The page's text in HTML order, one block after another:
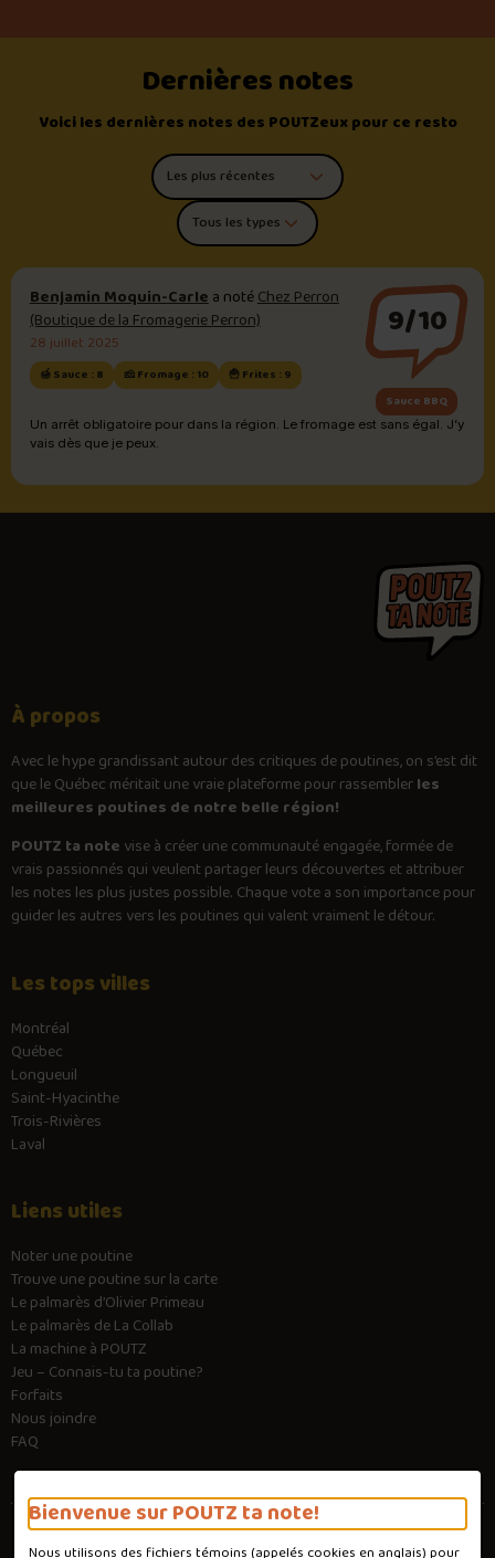
Bienvenue sur POUTZ ta note!
Dernières notes
Voici les dernières notes des POUTZeux pour ce resto
Trier les commentaires
Filtrer par type de poutine
Benjamin Moquin-Carlea notéChez Perron
(Boutique de la Fromagerie Perron)
28 juillet 2025
🍯 Sauce : 8 🧀 Fromage : 10 🍟 Frites : 9
9/10
Sauce BBQ
Un arrêt obligatoire pour dans la région. Le fromage est sans égal. J’y
vais dès que je peux.
À propos
Avec lehypegrandissant autour des critiques de poutines, on s’est dit
que le Québec méritait une vraie plateforme pour rassemblerles
meilleures poutines de notre belle région!
POUTZ ta note vise à créer une communauté engagée, formée de
vrais passionnés qui veulent partager leurs découvertes et attribuer
les notes les plus justes possible. Chaque vote a son importance pour
guider les autres vers les poutines qui valent vraiment le détour.
Les tops villes
Montréal
Québec
Longueuil
Saint-Hyacinthe
Trois-Rivières
Laval
Liens utiles
Noter une poutine
Trouve une poutine sur la carte
Le palmarès d’Olivier Primeau
Le palmarès de La Collab
La machine à POUTZ
Jeu – Connais-tu ta poutine?
Forfaits
Nous joindre
FAQ